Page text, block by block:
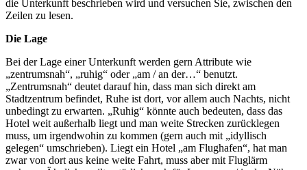
die Unterkunft beschrieben wird und versuchen Sie, zwischen den
Zeilen zu lesen.
Die Lage
Bei der Lage einer Unterkunft werden gern Attribute wie
„zentrumsnah“, „ruhig“ oder „am / an der…“ benutzt.
„Zentrumsnah“ deutet darauf hin, dass man sich direkt am
Stadtzentrum befindet, Ruhe ist dort, vor allem auch Nachts, nicht
unbedingt zu erwarten. „Ruhig“ könnte auch bedeuten, dass das
Hotel weit außerhalb liegt und man weite Strecken zurücklegen
muss, um irgendwohin zu kommen (gern auch mit „idyllisch
gelegen“ umschrieben). Liegt ein Hotel „am Flughafen“, hat man
zwar von dort aus keine weite Fahrt, muss aber mit Fluglärm